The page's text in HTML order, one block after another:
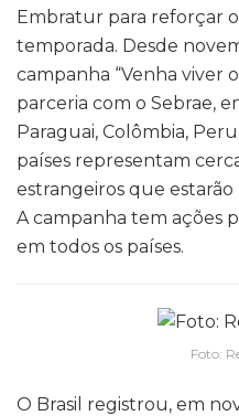
Embratur para reforçar
temporada. Desde
campanha “Venha viver
parceria com o Sebrae,
Paraguai, Colômbia,
países representam
estrangeiros que
A campanha tem ações
em todos os países.
Foto:
O Brasil registrou, em